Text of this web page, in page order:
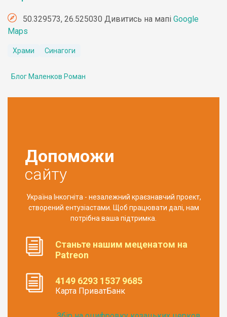
50.329573, 26.525030 Дивитись на мапі Google
Maps
Храми Синагоги
Блог Маленков Роман
Допоможи
сайту
Україна Інкогніта - незалежний краєзнавчий проект,
створений ентузіастами. Щоб працювати далі, нам
потрібна ваша підтримка.
Станьте нашим меценатом на
Patreon
4149 6293 1537 9685
Карта ПриватБанк